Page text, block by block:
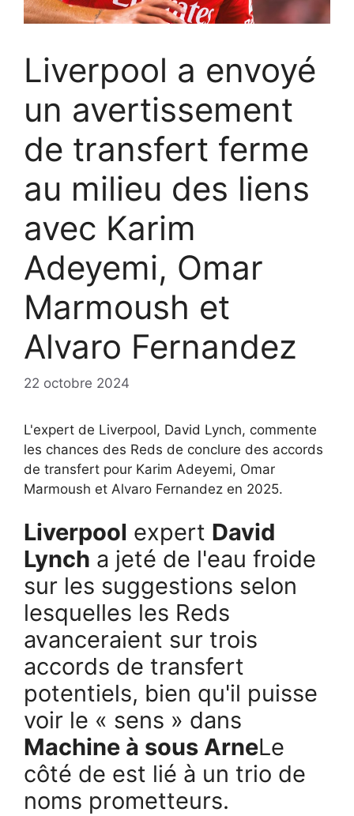
Liverpool a envoyé
un avertissement
de transfert ferme
au milieu des liens
avec Karim
Adeyemi, Omar
Marmoush et
Alvaro Fernandez
22 octobre 2024
L'expert de Liverpool, David Lynch, commente
les chances des Reds de conclure des accords
de transfert pour Karim Adeyemi, Omar
Marmoush et Alvaro Fernandez en 2025.
Liverpool expert David
Lynch a jeté de l'eau froide
sur les suggestions selon
lesquelles les Reds
avanceraient sur trois
accords de transfert
potentiels, bien qu'il puisse
voir le « sens » dans
Machine à sous ArneLe
côté de est lié à un trio de
noms prometteurs.